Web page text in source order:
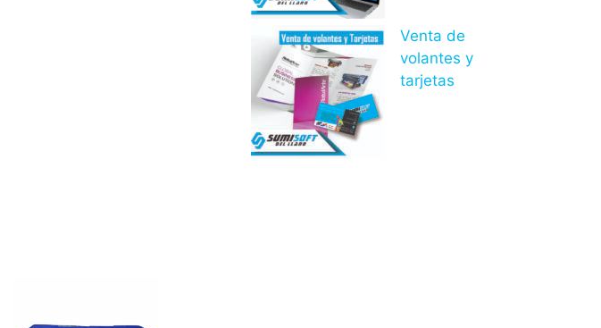
Venta de
volantes y
tarjetas